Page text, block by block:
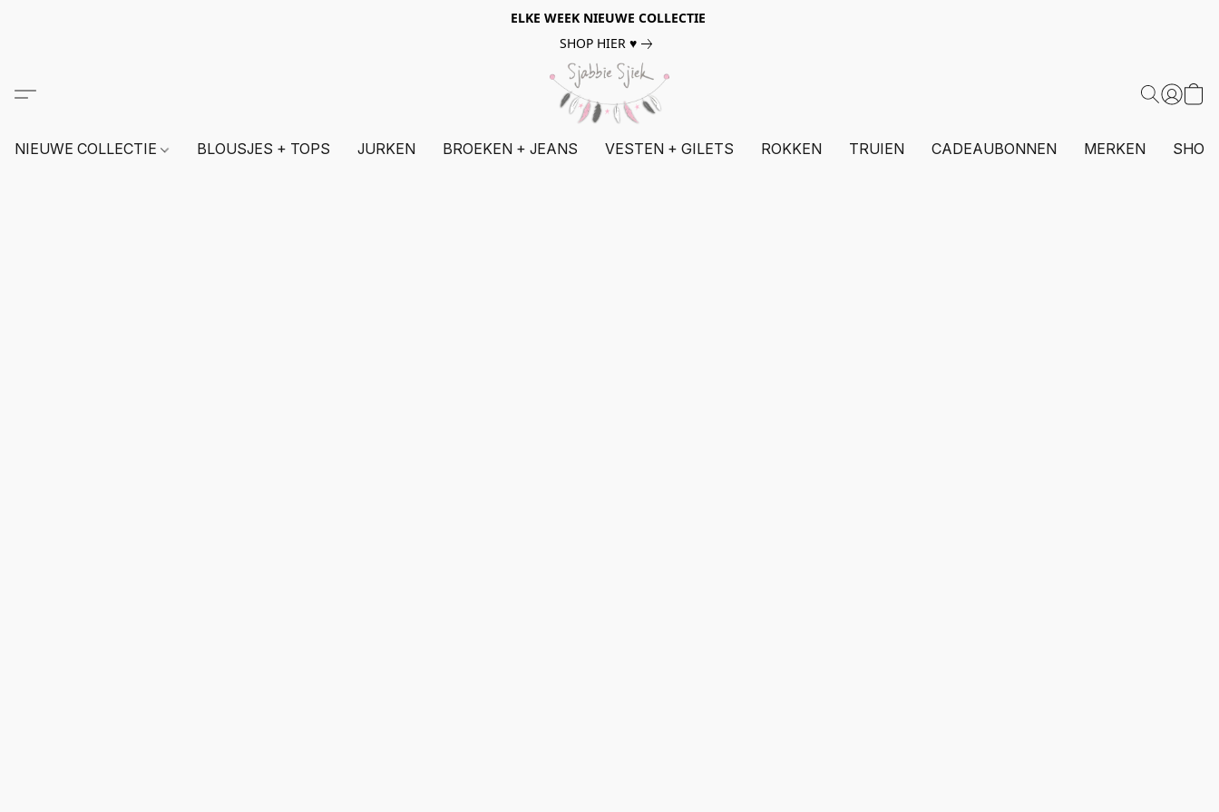
ELKE WEEK NIEUWE COLLECTIE
SHOP HIER ♥
NIEUWE COLLECTIE BLOUSJES + TOPS JURKEN BROEKEN + JEANS VESTEN + GILETS ROKKEN TRUIEN CADEAUBONNEN MERKEN SHOP